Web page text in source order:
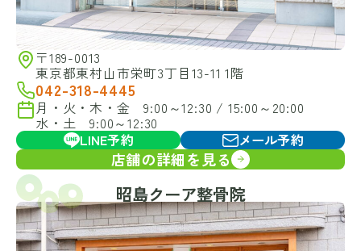
〒189-0013
東京都東村山市栄町3丁目13-11 1階
042-318-4445
月・火・木・金 9:00～12:30 / 15:00～20:00
水・土 9:00～12:30
LINE予約
メール予約
店舗の詳細を見る
昭島クーア整骨院